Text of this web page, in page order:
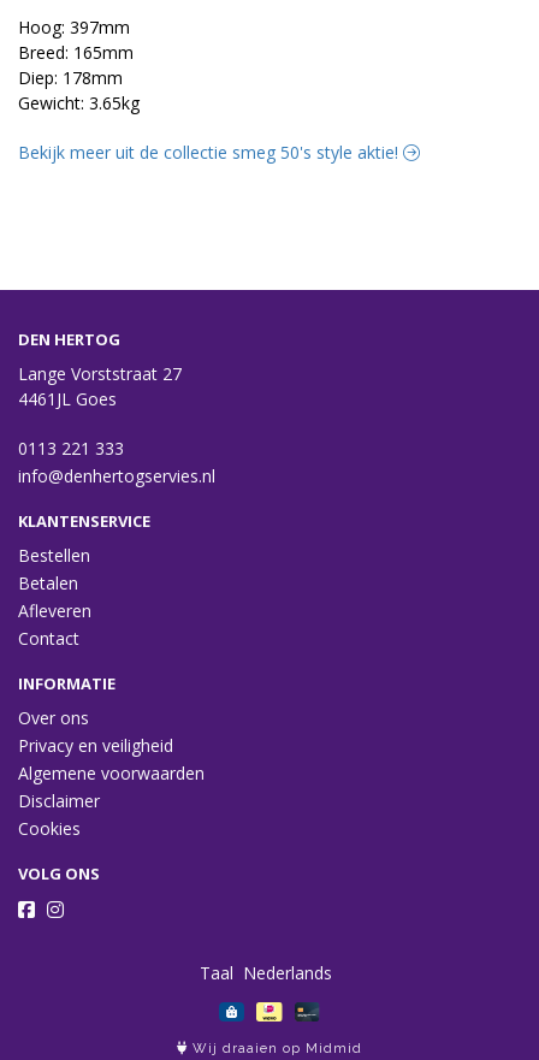
Hoog: 397mm
Breed: 165mm
Diep: 178mm
Gewicht: 3.65kg
Bekijk meer uit de collectie smeg 50's style aktie!
DEN HERTOG
Lange Vorststraat 27
4461JL Goes
0113 221 333
info@denhertogservies.nl
KLANTENSERVICE
Bestellen
Betalen
Afleveren
Contact
INFORMATIE
Over ons
Privacy en veiligheid
Algemene voorwaarden
Disclaimer
Cookies
VOLG ONS
Taal
Wij draaien op Midmid